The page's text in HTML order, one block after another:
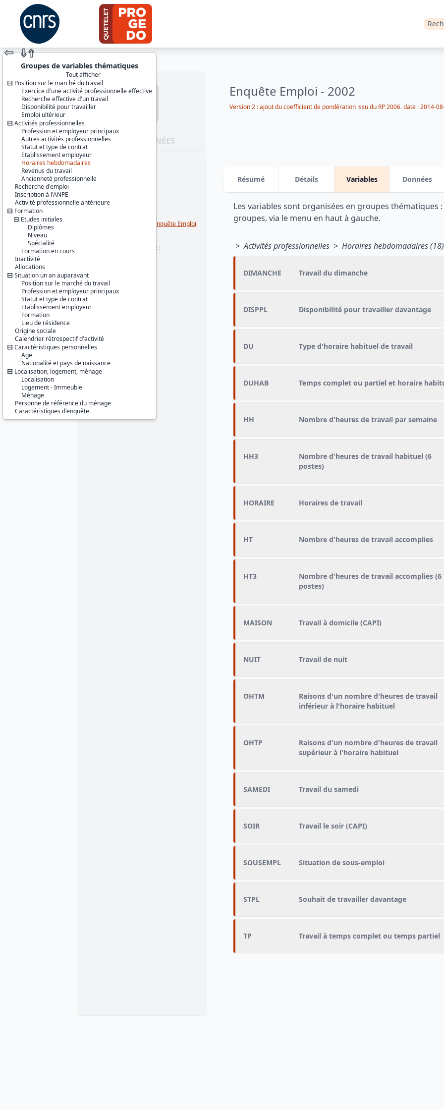
JEU DE DONNÉES
Enquête Emploi - 2002
Version 2 : ajout du coefficient de pondération issu du RP 2006. date : 2014-
⇦ ⇮⇮
Groupes de variables thématiques
Tout afficher
Position sur le marché du travail
Exercice d'une activité professionnelle effective
Recherche effective d'un travail
Disponibilité pour travailler
Emploi ultérieur
Activités professionnelles
Profession et employeur principaux
Autres activités professionnelles
Statut et type de contrat
Etablissement employeur
Horaires hebdomadaires
Revenus du travail
Ancienneté professionnelle
Recherche d'emploi
Inscription à l'ANPE
Activité professionnelle antérieure
Formation
Etudes initiales
Diplômes
Niveau
Spécialité
Formation en cours
Inactivité
Allocations
Situation un an auparavant
Position sur le marché du travail
Profession et employeur principaux
Statut et type de contrat
Etablissement employeur
Formation
Lieu de résidence
Origine sociale
Calendrier rétrospectif d'activité
Caractéristiques personnelles
Age
Nationalité et pays de naissance
Localisation, logement, ménage
Localisation
Logement - Immeuble
Ménage
Personne de référence du ménage
Caractéristiques d'enquête
lil-0146
Thème :
Enquête Emploi / Enquête Emploi
Couverture géographique :
Producteur :
INSEE
Diffuseur :
Progedo-Adisp
Résumé Détails Variables Données
Les variables sont organisées en groupes thématiques
groupes, via le menu en haut à gauche.
> Activités professionnelles > Horaires hebdomadaires (18)
DIMANCHE Travail du dimanche
DISPPL Disponibilité pour travailler davantage
DU Type d'horaire habituel de travail
DUHAB Temps complet ou partiel et horaire
HH Nombre d'heures de travail par semaine
HH3
Nombre d'heures de travail habituel (6
postes)
HORAIRE Horaires de travail
HT Nombre d'heures de travail accomplies
HT3
Nombre d'heures de travail accomplies (6
postes)
MAISON Travail à domicile (CAPI)
NUIT Travail de nuit
OHTM
Raisons d'un nombre d'heures de travail
inférieur à l'horaire habituel
OHTP
Raisons d'un nombre d'heures de travail
supérieur à l'horaire habituel
SAMEDI Travail du samedi
SOIR Travail le soir (CAPI)
SOUSEMPL Situation de sous-emploi
STPL Souhait de travailler davantage
TP Travail à temps complet ou temps partiel